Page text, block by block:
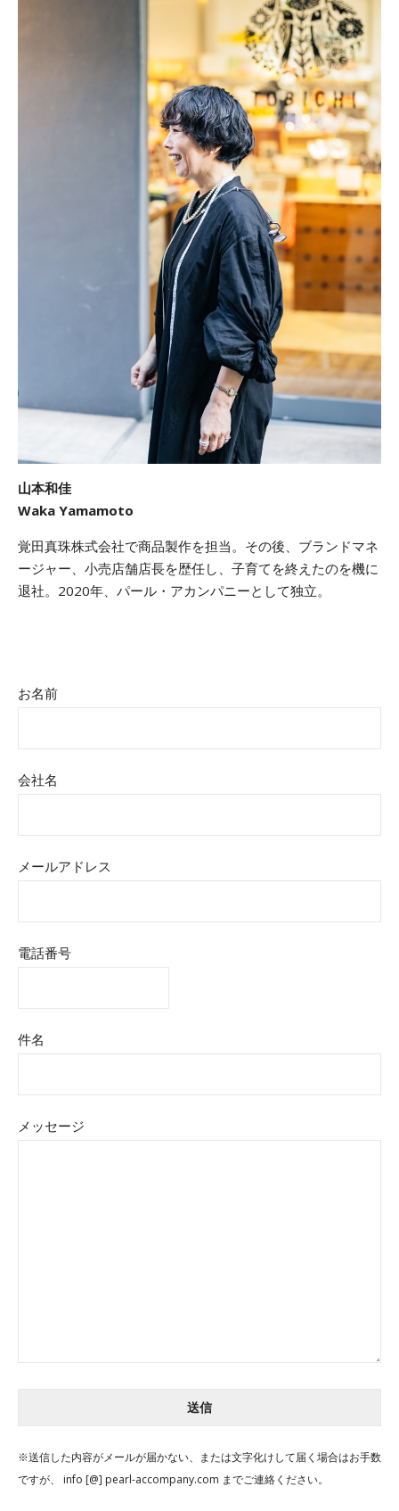
山本和佳
Waka Yamamoto
覚田真珠株式会社で商品製作を担当。その後、ブランドマネ
ージャー、小売店舗店長を歴任し、子育てを終えたのを機に
退社。2020年、パール・アカンパニーとして独立。
お名前
会社名
メールアドレス
電話番号
件名
メッセージ
※送信した内容がメールが届かない、または文字化けして届く場合はお手数
ですが、 info [@] pearl-accompany.com までご連絡ください。